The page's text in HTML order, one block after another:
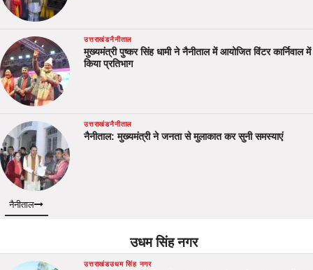
उत्तराखंडनैनीताल
मुख्यमंत्री पुष्कर सिंह धामी ने नैनीताल में आयोजित विंटर कार्निवाल में
किया प्रतिभाग
उत्तराखंडनैनीताल
नैनीताल: मुख्यमंत्री ने जनता से मुलाकात कर सुनी समस्याएं
नैनीताल
उधम सिंह नगर
उत्तराखंडउधम सिंह नगर